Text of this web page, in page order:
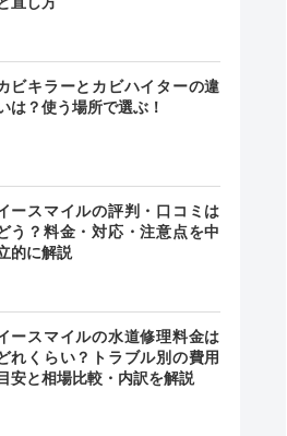
ビキラーとカビハイターの違
は？使う場所で選ぶ！
ースマイルの評判・口コミは
う？料金・対応・注意点を中
的に解説
ースマイルの水道修理料金は
れくらい？トラブル別の費用
目安と相場比較・内訳を解説